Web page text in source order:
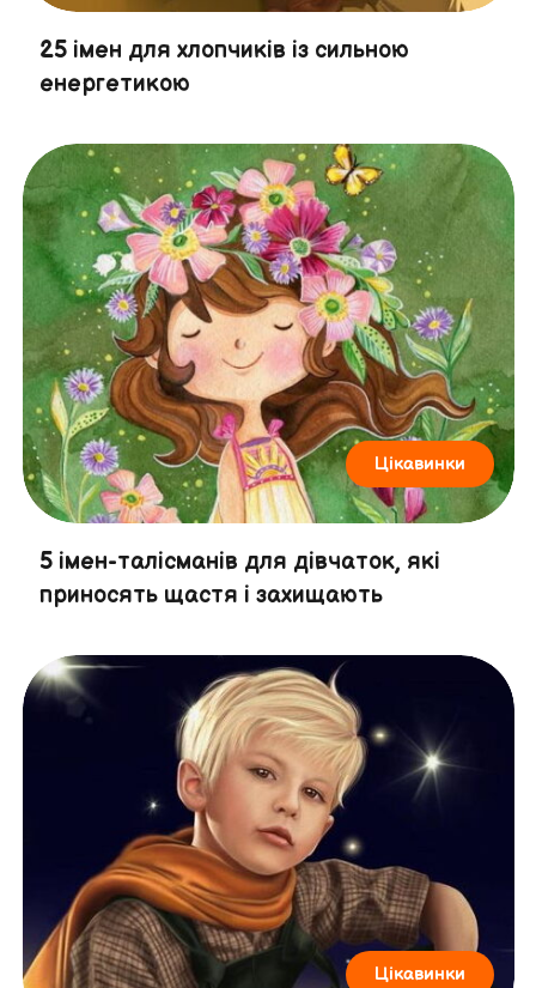
25 імен для хлопчиків із сильною
енергетикою
Цікавинки
5 імен-талісманів для дівчаток, які
приносять щастя і захищають
Цікавинки